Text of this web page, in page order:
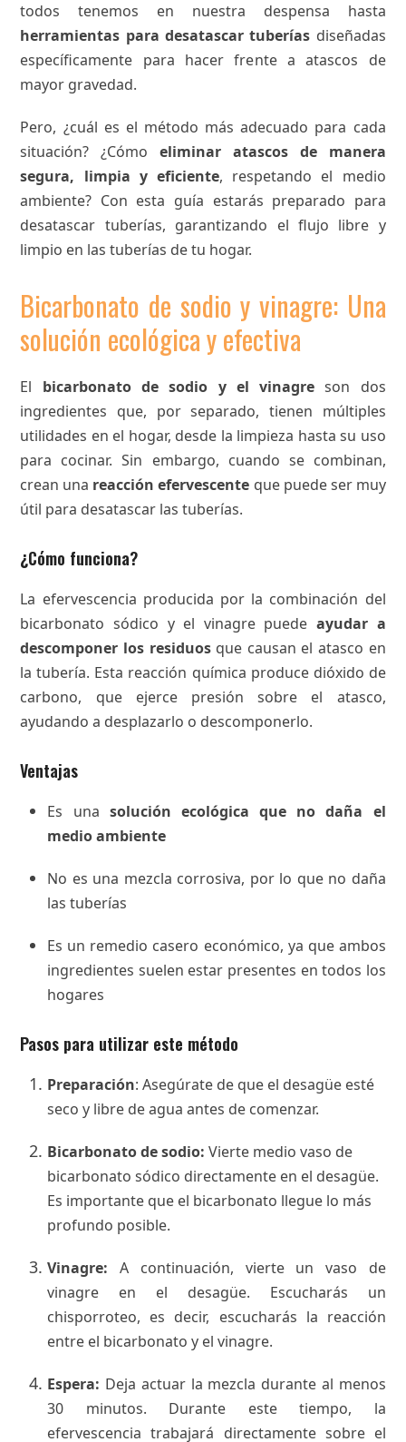
todos tenemos en nuestra despensa hasta
herramientas para desatascar tuberías diseñadas
específicamente para hacer frente a atascos de
mayor gravedad.
Pero, ¿cuál es el método más adecuado para cada
situación? ¿Cómoeliminar atascos de manera
segura, limpia y eficiente, respetando el medio
ambiente? Con esta guía estarás preparado para
desatascar tuberías, garantizando el flujo libre y
limpio en las tuberías de tu hogar.
Bicarbonato de sodio y vinagre: Una
solución ecológica y efectiva
El bicarbonato de sodio y el vinagre son dos
ingredientes que, por separado, tienen múltiples
utilidades en el hogar, desde la limpieza hasta su uso
para cocinar. Sin embargo, cuando se combinan,
crean una reacción efervescente que puede ser muy
útil para desatascar las tuberías.
¿Cómo funciona?
La efervescencia producida por la combinación del
bicarbonato sódico y el vinagre puede ayudar a
descomponer los residuosque causan el atasco en
la tubería. Esta reacción química produce dióxido de
carbono, que ejerce presión sobre el atasco,
ayudando a desplazarlo o descomponerlo.
Ventajas
Es una solución ecológica que no daña el
medio ambiente
No es una mezcla corrosiva, por lo que no daña
las tuberías
Es un remedio casero económico, ya que ambos
ingredientes suelen estar presentes en todos los
hogares
Pasos para utilizar este método
Preparación: Asegúrate de que el desagüe esté
seco y libre de agua antes de comenzar.
Bicarbonato de sodio:Vierte medio vaso de
bicarbonato sódico directamente en el desagüe.
Es importante que el bicarbonato llegue lo más
profundo posible.
Vinagre:A continuación, vierte un vaso de
vinagre en el desagüe. Escucharás un
chisporroteo, es decir, escucharás la reacción
entre el bicarbonato y el vinagre.
Espera: Deja actuar la mezcla durante al menos
30 minutos. Durante este tiempo, la
efervescencia trabajará directamente sobre el